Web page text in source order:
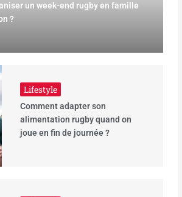
un week-end rugby en famille
?
Lifestyle
Comment adapter son
alimentation rugby quand on
joue en fin de journée ?